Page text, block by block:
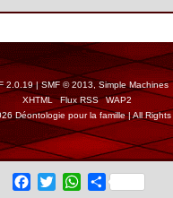
2.0.19|SMF © 2013, Simple Machines
XHTML
Flux RSS
WAP2
Déontologie pour la famille | All Rights
Facebook
Twitter WhatsApp
Share